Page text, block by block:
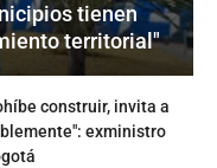
tienen
territorial"
construir, invita a
exministro